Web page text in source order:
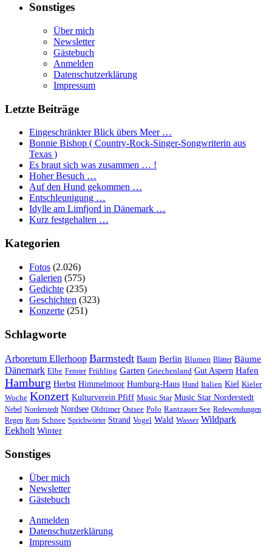
Sonstiges
Über mich
Newsletter
Gästebuch
Anmelden
Datenschutzerklärung
Impressum
Letzte Beiträge
Eingeschränkter Blick übers Meer …
Bonnie Bishop ( Country-Rock-Singer-Songwriterin aus
Texas )
Es braut sich was zusammen … !
Hoher Besuch …
Auf den Hund gekommen …
Entschleunigung …
Idylle am Limfjord in Dänemark …
Kurz festgehalten …
Kategorien
Fotos (2.026)
Galerien (575)
Gedichte (235)
Geschichten (323)
Konzerte (251)
Schlagworte
Arboretum Ellerhoop Barmstedt Baum Berlin Blumen Blätter Bäume
Dänemark Elbe Fenster Frühling Garten Griechenland Gut Aspern Hafen
Hamburg Herbst Himmelmoor Humburg-Haus Hund Italien Kiel Kieler
Woche Konzert Kulturverein Pfiff Music Star Music Star Norderstedt
Nebel Norderstedt Nordsee Oldtimer Ostsee Polo Rantzauer See Redewendungen
Regen Rom Schnee Sprichwörter Strand Vogel Wald Wasser Wildpark
Eekholt Winter
Sonstiges
Über mich
Newsletter
Gästebuch
Anmelden
Datenschutzerklärung
Impressum